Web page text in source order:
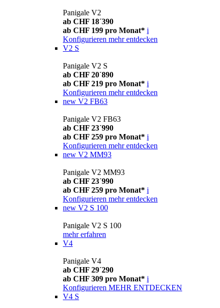
Panigale V2
ab CHF 18´390
ab CHF 199 pro Monat* i
Konfigurieren mehr entdecken
V2 S
Panigale V2 S
ab CHF 20´890
ab CHF 219 pro Monat* i
Konfigurieren mehr entdecken
new V2 FB63
Panigale V2 FB63
ab CHF 23´990
ab CHF 259 pro Monat* i
Konfigurieren mehr entdecken
new V2 MM93
Panigale V2 MM93
ab CHF 23´990
ab CHF 259 pro Monat* i
Konfigurieren mehr entdecken
new V2 S 100
Panigale V2 S 100
mehr erfahren
V4
Panigale V4
ab CHF 29´290
ab CHF 309 pro Monat* i
Konfigurieren MEHR ENTDECKEN
V4 S